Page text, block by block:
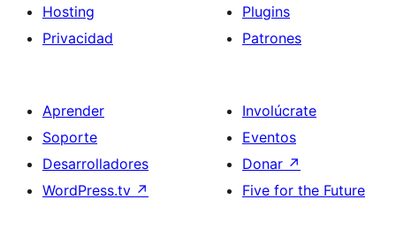
Hosting
Privacidad
Plugins
Patrones
Aprender
Soporte
Desarrolladores
WordPress.tv ↗
Involúcrate
Eventos
Donar ↗
Five for the Future